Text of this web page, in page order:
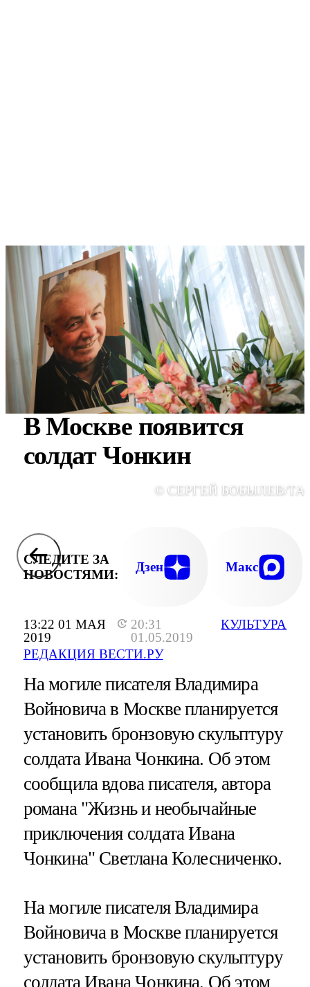
13:22 01 МАЯ
2019
20:31
01.05.2019
РЕДАКЦИЯ ВЕСТИ.РУ
КУЛЬТУРА
В Москве появится
солдат Чонкин
© СЕРГЕЙ БОБЫЛЕВ/
СЛЕДИТЕ ЗА
НОВОСТЯМИ:
Дзен Макс
На могиле писателя Владимира
Войновича в Москве планируется
установить бронзовую скульптуру
солдата Ивана Чонкина. Об этом
сообщила вдова писателя, автора
романа "Жизнь и необычайные
приключения солдата Ивана
Чонкина" Светлана Колесниченко.
На могиле писателя Владимира
Войновича в Москве планируется
установить бронзовую скульптуру
солдата Ивана Чонкина. Об этом